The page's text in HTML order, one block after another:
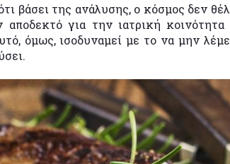
βάσει της ανάλυσης, ο κόσμος δεν
για την ιατρική
όμως, ισοδυναμεί με το να μην